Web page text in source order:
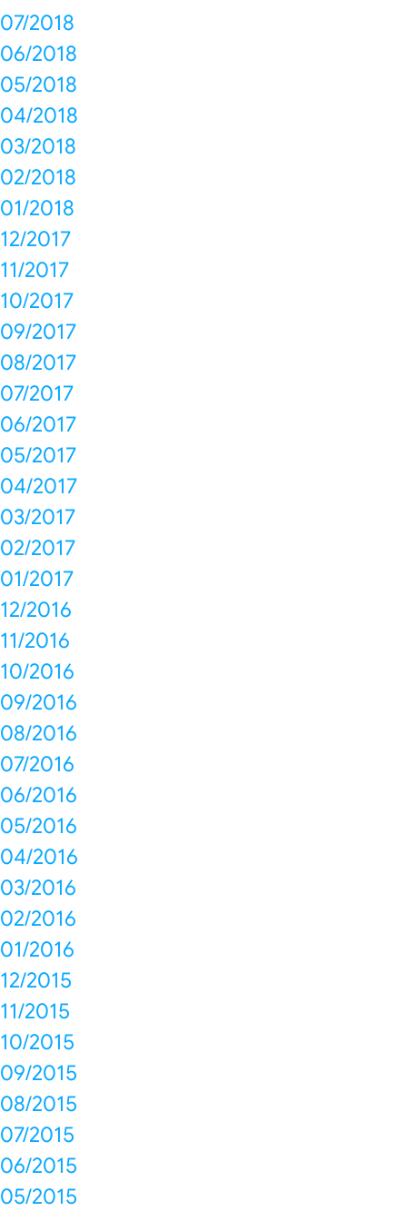
07/2018
06/2018
05/2018
04/2018
03/2018
02/2018
01/2018
12/2017
11/2017
10/2017
09/2017
08/2017
07/2017
06/2017
05/2017
04/2017
03/2017
02/2017
01/2017
12/2016
11/2016
10/2016
09/2016
08/2016
07/2016
06/2016
05/2016
04/2016
03/2016
02/2016
01/2016
12/2015
11/2015
10/2015
09/2015
08/2015
07/2015
06/2015
05/2015